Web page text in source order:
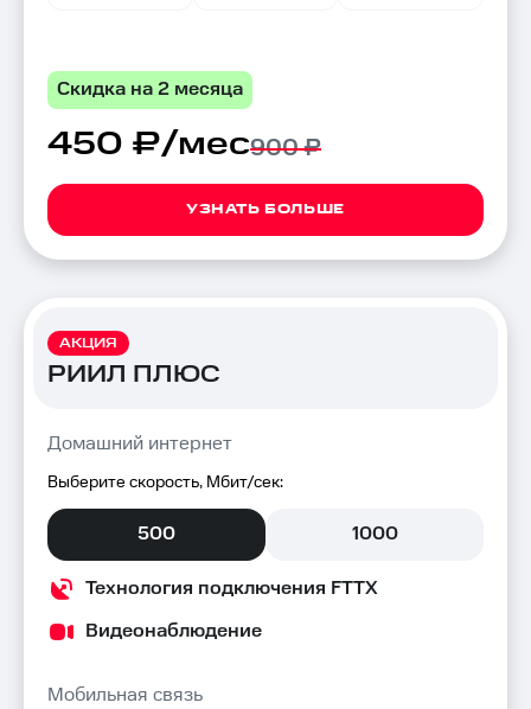
Скидка на 2 месяца
450 ₽/мес900 ₽
УЗНАТЬ БОЛЬШЕ
АКЦИЯ
РИИЛ ПЛЮС
Домашний интернет
Выберите скорость, Мбит/сек:
500 1000
Технология подключения FTTX
Видеонаблюдение
Мобильная связь